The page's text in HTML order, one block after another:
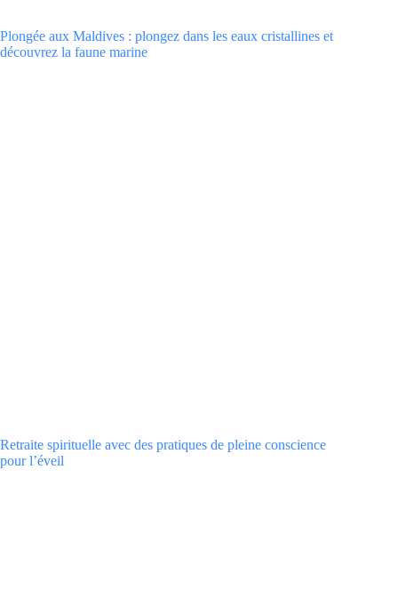
Plongée aux Maldives : plongez dans les eaux cristallines et
découvrez la faune marine
Retraite spirituelle avec des pratiques de pleine conscience
pour l’éveil